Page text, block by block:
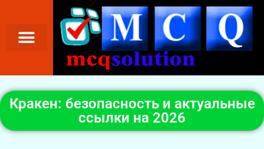
Кракен: безопасность и актуальные
ссылки на 2026